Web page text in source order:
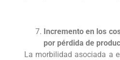
Incremento en los
por pérdida de
La morbilidad asociada a